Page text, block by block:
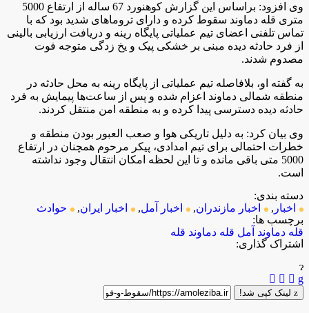
وی افزود: براساس این گزارش کوهنورد 67 ساله از ارتفاع 5000
متری قله دماوند سقوط کرده و دارای تروماهای شدید بود که با
تماس تلفنی اعضای تیم عملیاتی پایگاه رینه و دریافت ارزیابی بالینی
از فرد حادثه دیده مبنی بر خشکی پیک و یخ زدگی متوجه فوت
مصدوم شدند.
به گفته او، بلافاصله تیم عملیاتی از پایگاه رینه به محل حادثه در
منطقه شمالی دماوند اعزام شده و پس از ساعت‌ها پیمایش به فرد
حادثه دیده دسترسی پیدا کرده و به منطقه امن منتقل کردند.
وی بیان کرد: به دلیل تاریکی هوا و صعب العبور بودن منطقه و
خطرات احتمالی برای تیم امدادی، پیکر مرحوم همچنان در ارتفاع
5000 متی باقی مانده و تا این لحظه امکان انتقال وجود نداشته
است.
دسته بندی:
اخبار , اخبار مازندران, اخبار آمل, اخبار ایران,
حوادث
برچسب ها:
قله دماوند آمل قله دماوند قله
اشتراک گذاری:
لینک کپی شد!